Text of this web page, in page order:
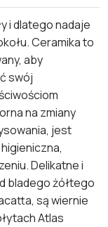
i dlatego nadaje
Ceramika to
aby
swój
na zmiany
jest
Delikatne i
bladego żółtego
są wiernie
Atlas